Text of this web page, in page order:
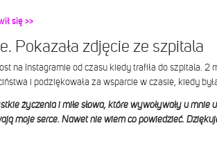
się >>
Pokazała zdjęcie ze szpitala
na Instagramie od czasu kiedy trafiła do szpitala. 2
i podziękowała za wsparcie w czasie, kiedy
życzenia i miłe słowa, które wywoływały u mnie
moje serce. Nawet nie wiem co powiedzieć.